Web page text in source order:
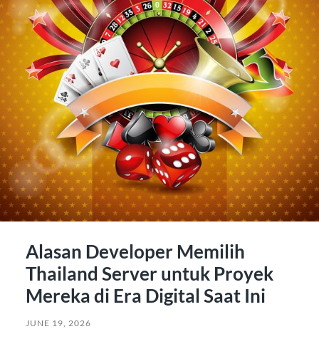
Alasan Developer Memilih
Thailand Server untuk Proyek
Mereka di Era Digital Saat Ini
JUNE 19, 2026